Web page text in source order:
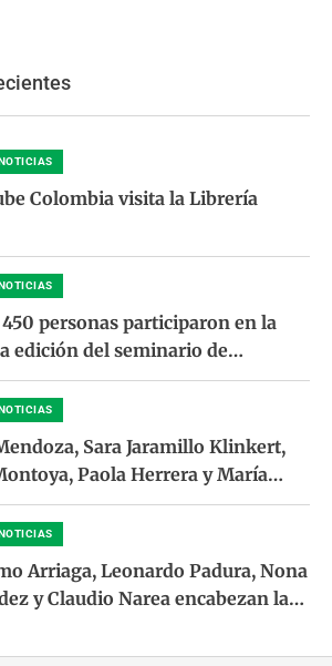
Colombia visita la Librería
450 personas participaron en la
edición del seminario de
para liderar clubes de lectura
Sara Jaramillo Klinkert,
Paola Herrera y María
llegan a Ulibro 2026
Arriaga, Leonardo Padura, Nona
y Claudio Narea encabezan la